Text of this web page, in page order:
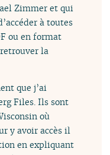
Zimmer et qui
à toutes
ou en format
la
que j’ai
Files. Ils sont
où
y avoir accès il
en expliquant